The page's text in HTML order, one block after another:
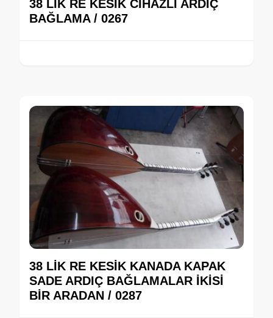
38 LİK RE KESİK CİHAZLI ARDIÇ
BAĞLAMA / 0267
38 LİK RE KESİK KANADA KAPAK
SADE ARDIÇ BAĞLAMALAR İKİSİ
BİR ARADAN / 0287